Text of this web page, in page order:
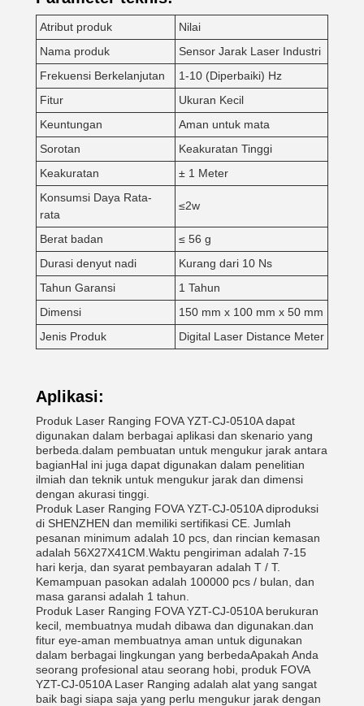
Atribut produk
Nilai
Nama produk
Sensor Jarak Laser Industri
Frekuensi Berkelanjutan
1-10 (Diperbaiki) Hz
Fitur
Ukuran Kecil
Keuntungan
Aman untuk mata
Sorotan
Keakuratan Tinggi
Keakuratan
± 1 Meter
Konsumsi Daya Rata-
rata
≤2w
Berat badan
≤ 56 g
Durasi denyut nadi
Kurang dari 10 Ns
Tahun Garansi
1 Tahun
Dimensi
150 mm x 100 mm x 50 mm
Jenis Produk
Digital Laser Distance Meter
Aplikasi:
Produk Laser Ranging FOVA YZT-CJ-0510A dapat
digunakan dalam berbagai aplikasi dan skenario yang
berbeda.dalam pembuatan untuk mengukur jarak antara
bagianHal ini juga dapat digunakan dalam penelitian
ilmiah dan teknik untuk mengukur jarak dan dimensi
dengan akurasi tinggi.
Produk Laser Ranging FOVA YZT-CJ-0510A diproduksi
di SHENZHEN dan memiliki sertifikasi CE. Jumlah
pesanan minimum adalah 10 pcs, dan rincian kemasan
adalah 56X27X41CM.Waktu pengiriman adalah 7-15
hari kerja, dan syarat pembayaran adalah T / T.
Kemampuan pasokan adalah 100000 pcs / bulan, dan
masa garansi adalah 1 tahun.
Produk Laser Ranging FOVA YZT-CJ-0510A berukuran
kecil, membuatnya mudah dibawa dan digunakan.dan
fitur eye-aman membuatnya aman untuk digunakan
dalam berbagai lingkungan yang berbedaApakah Anda
seorang profesional atau seorang hobi, produk FOVA
YZT-CJ-0510A Laser Ranging adalah alat yang sangat
baik bagi siapa saja yang perlu mengukur jarak dengan